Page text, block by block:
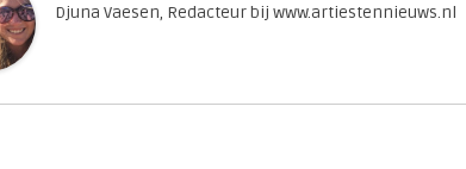
Djuna Vaesen, Redacteur bij www.artiestennieuws.nl